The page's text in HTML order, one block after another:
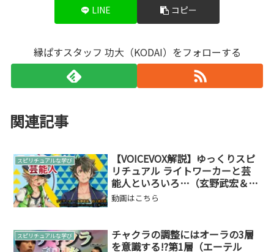
LINE コピー
縁ぱすスタッフ 功大（KODAI）をフォローする
関連記事
スピリチュアルな学び
【VOICEVOX解説】ゆっくりスピ
リチュアル ライトワーカーと芸
能人といろいろ…（玄野武宏＆白
上虎太郎にてお届け）
動画はこちら
スピリチュアルな学び
チャクラの調整にはオーラの3層
を意識する!?第1層（エーテル